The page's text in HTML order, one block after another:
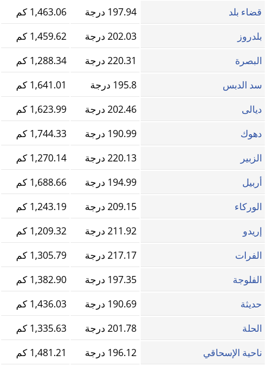
قضاء بلد
197.94 درجة
1,463.06 كم
بلدروز
202.03 درجة
1,459.62 كم
البصرة
220.31 درجة
1,288.34 كم
سد الدبس
195.8 درجة
1,641.01 كم
ديالى
202.46 درجة
1,623.99 كم
دهوك
190.99 درجة
1,744.33 كم
الزبير
220.13 درجة
1,270.14 كم
أربيل
194.99 درجة
1,688.66 كم
الوركاء
209.15 درجة
1,243.19 كم
إريدو
211.92 درجة
1,209.32 كم
الفرات
217.17 درجة
1,305.79 كم
الفلوجة
197.35 درجة
1,382.90 كم
حديثة
190.69 درجة
1,436.03 كم
الحلة
201.78 درجة
1,335.63 كم
ناحية الإسحاقي
196.12 درجة
1,481.21 كم